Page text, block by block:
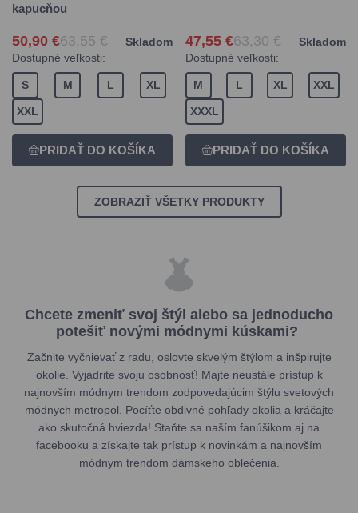
kapucňou
50,90 €63,55 €
Skladom
Dostupné veľkosti:
S M L XL
XXL
47,55 €63,30 €
Skladom
Dostupné veľkosti:
M L XL XXL
XXXL
ZOBRAZIŤ VŠETKY PRODUKTY
Chcete zmeniť svoj štýl alebo sa jednoducho
potešiť novými módnymi kúskami?
Začnite vyčnievať z radu, oslovte skvelým štýlom a inšpirujte
okolie. Vyjadrite svoju osobnosť! Majte neustále prístup k
najnovším módnym trendom zodpovedajúcim štýlu svetových
módnych metropol. Pocíťte obdivné pohľady okolia a kráčajte
ako skutočná hviezda! Staňte sa naším fanúšikom aj na
facebooku a získajte tak prístup k novinkám a najnovším
módnym trendom dámskeho oblečenia.